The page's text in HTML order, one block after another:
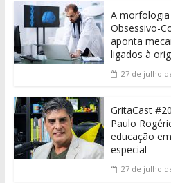
A
Obsessivo-
aponta
ligados à
27 de julho
GritaCast
Paulo
educação
especial
27 de julho